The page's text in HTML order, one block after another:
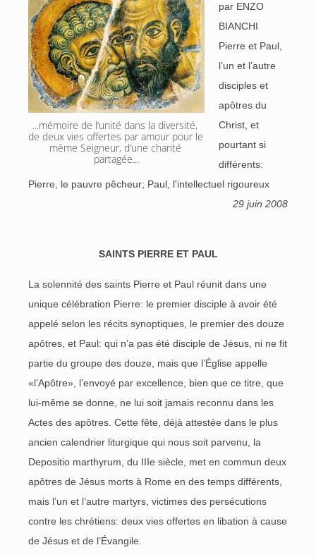
...mémoire de l’unité dans la diversité,
de deux vies offertes par amour pour le
même Seigneur, d’une charité
partagée...
par ENZO
BIANCHI
Pierre et Paul,
l’un et l’autre
disciples et
apôtres du
Christ, et
pourtant si
différents:
Pierre, le pauvre pêcheur; Paul, l'intellectuel rigoureux
29 juin 2008
SAINTS PIERRE ET PAUL
La solennité des saints Pierre et Paul réunit dans une
unique célébration Pierre: le premier disciple à avoir été
appelé selon les récits synoptiques, le premier des douze
apôtres, et Paul: qui n’a pas été disciple de Jésus, ni ne fit
partie du groupe des douze, mais que l’Église appelle
«l’Apôtre», l’envoyé par excellence, bien que ce titre, que
lui-même se donne, ne lui soit jamais reconnu dans les
Actes des apôtres. Cette fête, déjà attestée dans le plus
ancien calendrier liturgique qui nous soit parvenu, la
Depositio marthyrum, du IIIe siècle, met en commun deux
apôtres de Jésus morts à Rome en des temps différents,
mais l’un et l’autre martyrs, victimes des persécutions
contre les chrétiens: deux vies offertes en libation à cause
de Jésus et de l’Évangile.